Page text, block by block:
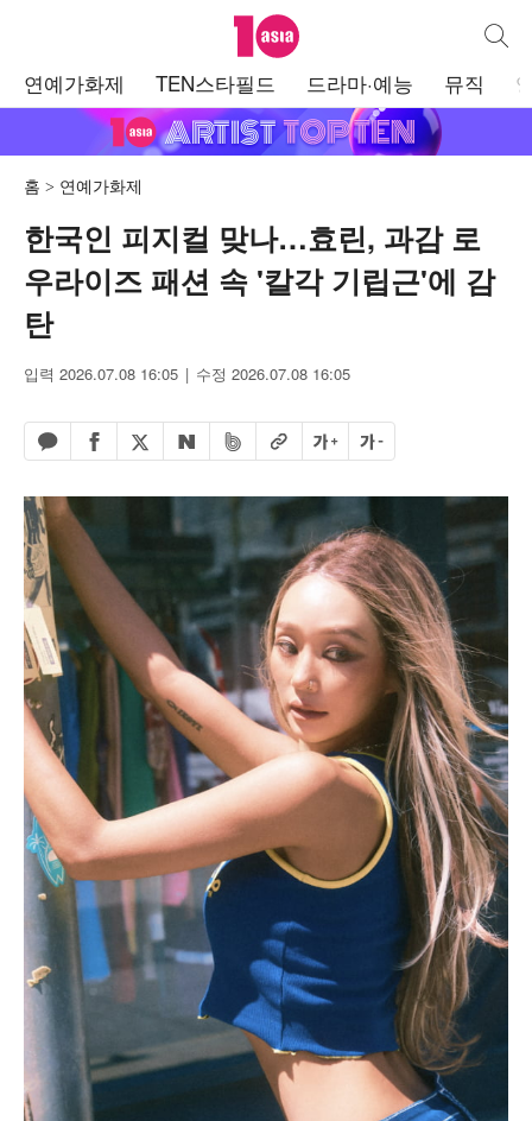
텐아시아 통합
연예가화제 TEN스타필드 드라마·예능 뮤직
홈 연예가화제
한국인 피지컬 맞나…효린, 과감 로
우라이즈 패션 속 '칼각 기립근'에 감
탄
입력 2026.07.08 16:05 수정 2026.07.08 16:05
카카오톡 공유하기
페이스북 공유하기
엑스 공유하기
네이버 공유하기
밴드 공유하기
URL복사글자 크게글자 작게